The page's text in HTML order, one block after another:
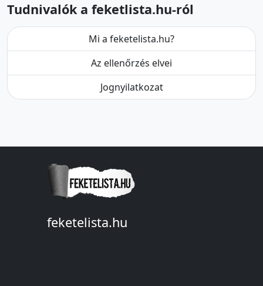
Tudnivalók a feketlista.hu-ról
Mi a feketelista.hu?
Az ellenőrzés elvei
Jognyilatkozat
feketelista.hu